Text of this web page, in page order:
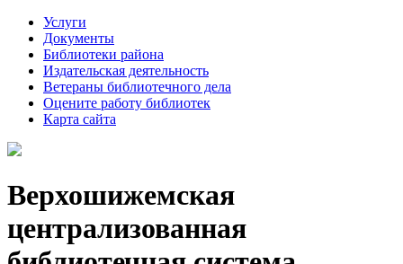
Услуги
Документы
Библиотеки района
Издательская деятельность
Ветераны библиотечного дела
Оцените работу библиотек
Карта сайта
Верхошижемская
централизованная